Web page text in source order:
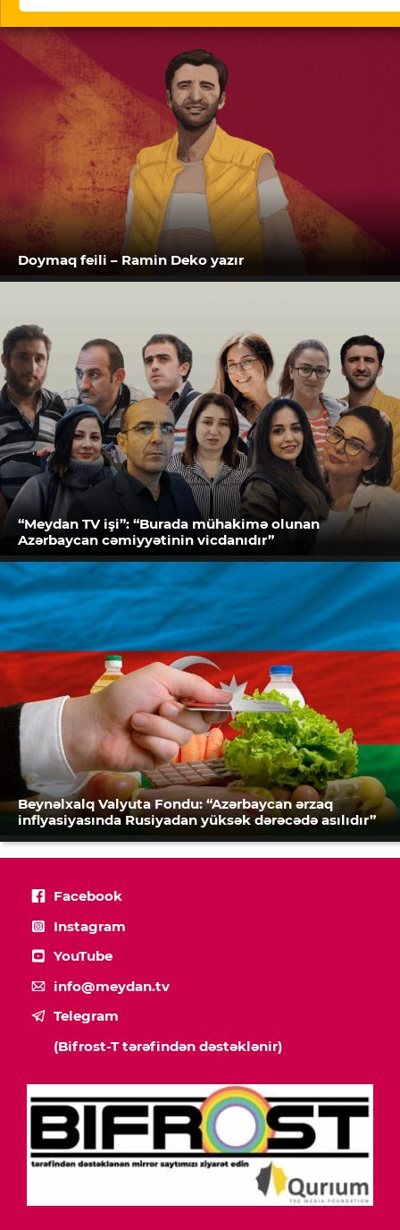
Doymaq feili – Ramin Deko yazır
“Meydan TV işi”: “Burada mühakimə olunan
Azərbaycan cəmiyyətinin vicdanıdır”
Beynəlxalq Valyuta Fondu: “Azərbaycan ərzaq
inflyasiyasında Rusiyadan yüksək dərəcədə asılıdır”
Facebook
Instagram
YouTube
info@meydan.tv
Telegram
(Bifrost-T tərəfindən dəstəklənir)